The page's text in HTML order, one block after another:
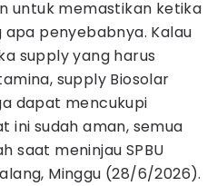
untuk memastikan ketika
penyebabnya. Kalau
supply yang harus
supply Biosolar
dapat mencukupi
ini sudah aman, semua
saat meninjau SPBU
Minggu (28/6/2026).